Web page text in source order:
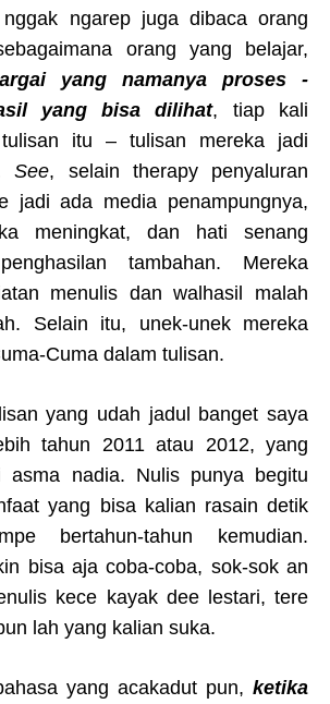
ngarep juga dibaca orang
orang yang belajar,
yang namanya proses -
yang bisa dilihat, tiap kali
itu – tulisan mereka jadi
See, selain therapy penyaluran
jadi ada media penampungnya,
meningkat, dan hati senang
tambahan. Mereka
menulis dan walhasil malah
Selain itu, unek-unek mereka
Cuma dalam tulisan.
yang udah jadul banget saya
tahun 2011 atau 2012, yang
asma nadia. Nulis punya begitu
yang bisa kalian rasain detik
bertahun-tahun kemudian.
bisa aja coba-coba, sok-sok an
kece kayak dee lestari, tere
lah yang kalian suka.
yang acakadut pun, ketika